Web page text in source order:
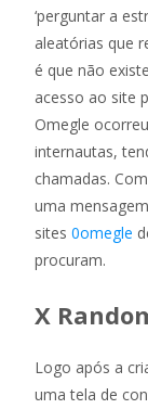
‘perguntar a
aleatórias que
é que não
acesso ao site
Omegle
internautas,
chamadas.
uma
sites 0omegle
procuram.
X
Logo após a
uma tela de